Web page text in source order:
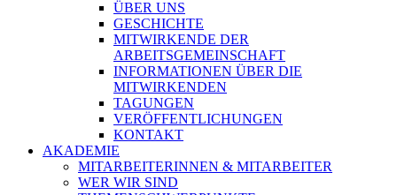
ÜBER UNS
GESCHICHTE
MITWIRKENDE DER
ARBEITSGEMEINSCHAFT
INFORMATIONEN ÜBER DIE
MITWIRKENDEN
TAGUNGEN
VERÖFFENTLICHUNGEN
KONTAKT
AKADEMIE
MITARBEITERINNEN & MITARBEITER
WER WIR SIND